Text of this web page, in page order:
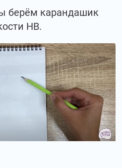
берём карандашик
НВ.